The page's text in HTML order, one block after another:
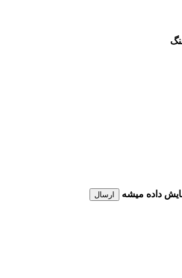
داده میشه ارسال